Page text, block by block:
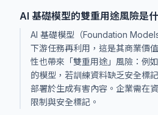
AI 基礎模型的雙重用途風險是
AI 基礎模型（Foundation
下游任務再利用，這是其商業價
性也帶來「雙重用途」風險：例
的模型，若訓練資料缺乏安全標
部署於生成有害內容。企業需在
限制與安全標記。